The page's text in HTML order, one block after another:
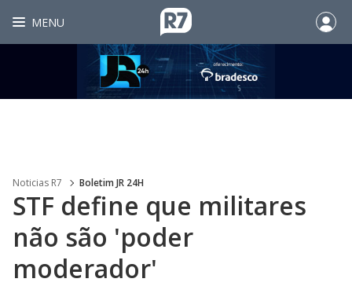
MENU
Noticias R7 Boletim JR 24H
STF define que militares
não são 'poder
moderador'